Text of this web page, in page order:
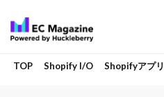
TOP Shopify I/O Shopifyアプリ